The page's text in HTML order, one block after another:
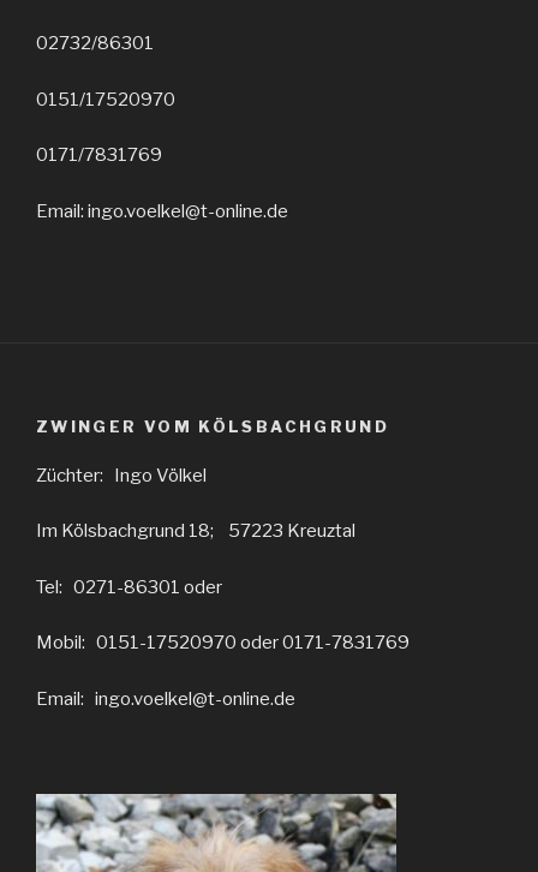
02732/86301
0151/17520970
0171/7831769
Email: ingo.voelkel@t-online.de
ZWINGER VOM KÖLSBACHGRUND
Züchter: Ingo Völkel
Im Kölsbachgrund 18; 57223 Kreuztal
Tel: 0271-86301 oder
Mobil: 0151-17520970 oder 0171-7831769
Email: ingo.voelkel@t-online.de